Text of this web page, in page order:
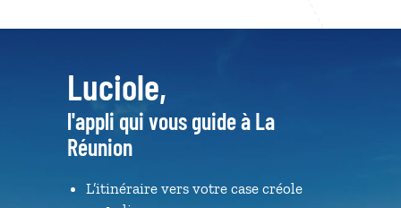
Luciole,
l'appli qui vous guide à La
Réunion
L’itinéraire vers votre case créole